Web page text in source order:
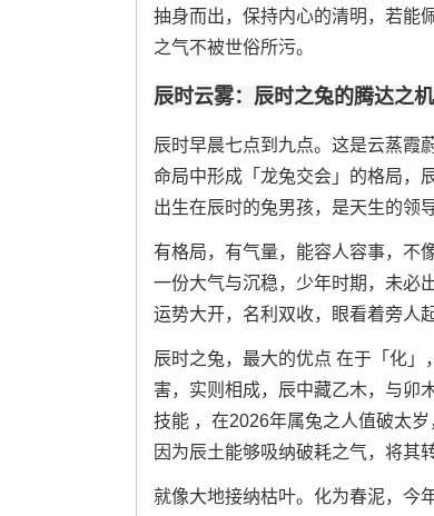
抽身而出，保持内心的清明，若能
之气不被世俗所污。
辰时云雾：辰时之兔的腾达之机
辰时早晨七点到九点。这是云蒸霞
命局中形成「龙兔交会」的格局，
出生在辰时的兔男孩，是天生的领导
有格局，有气量，能容人容事，不
一份大气与沉稳，少年时期，未必
运势大开，名利双收，眼看着旁人
辰时之兔，最大的优点 在于「化
害，实则相成，辰中藏乙木，与卯
技能 ，在2026年属兔之人值破太
因为辰土能够吸纳破耗之气，将其
就像大地接纳枯叶。化为春泥，今